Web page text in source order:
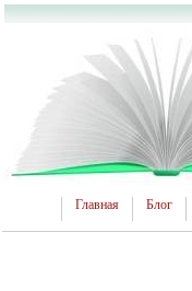
Главная Блог